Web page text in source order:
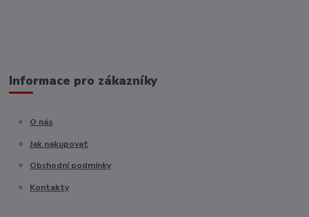
Informace pro zákazníky
O nás
Jak nakupovat
Obchodní podmínky
Kontakty